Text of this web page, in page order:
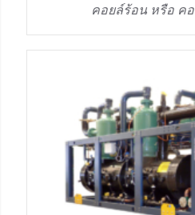
คอยล์ร้อน หรือ ค